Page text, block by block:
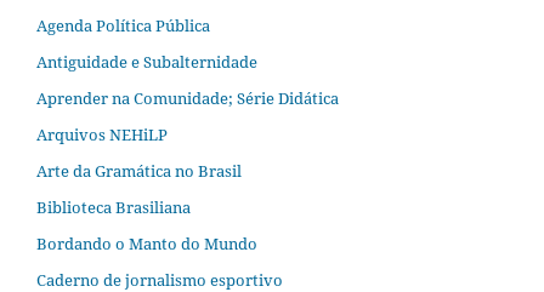
Agenda Política Pública
Antiguidade e Subalternidade
Aprender na Comunidade; Série Didática
Arquivos NEHiLP
Arte da Gramática no Brasil
Biblioteca Brasiliana
Bordando o Manto do Mundo
Caderno de jornalismo esportivo